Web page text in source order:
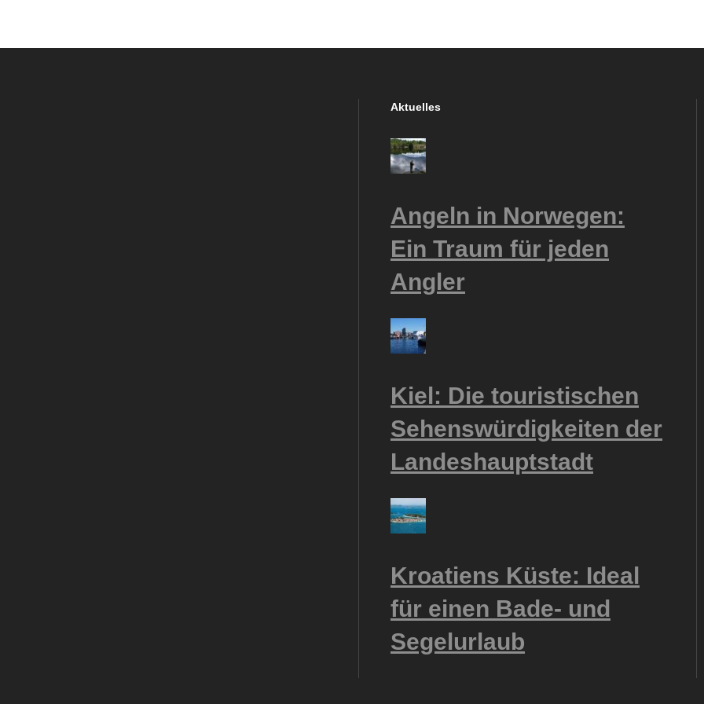
Aktuelles
Angeln in Norwegen:
Ein Traum für jeden
Angler
Kiel: Die touristischen
Sehenswürdigkeiten der
Landeshauptstadt
Kroatiens Küste: Ideal
für einen Bade- und
Segelurlaub